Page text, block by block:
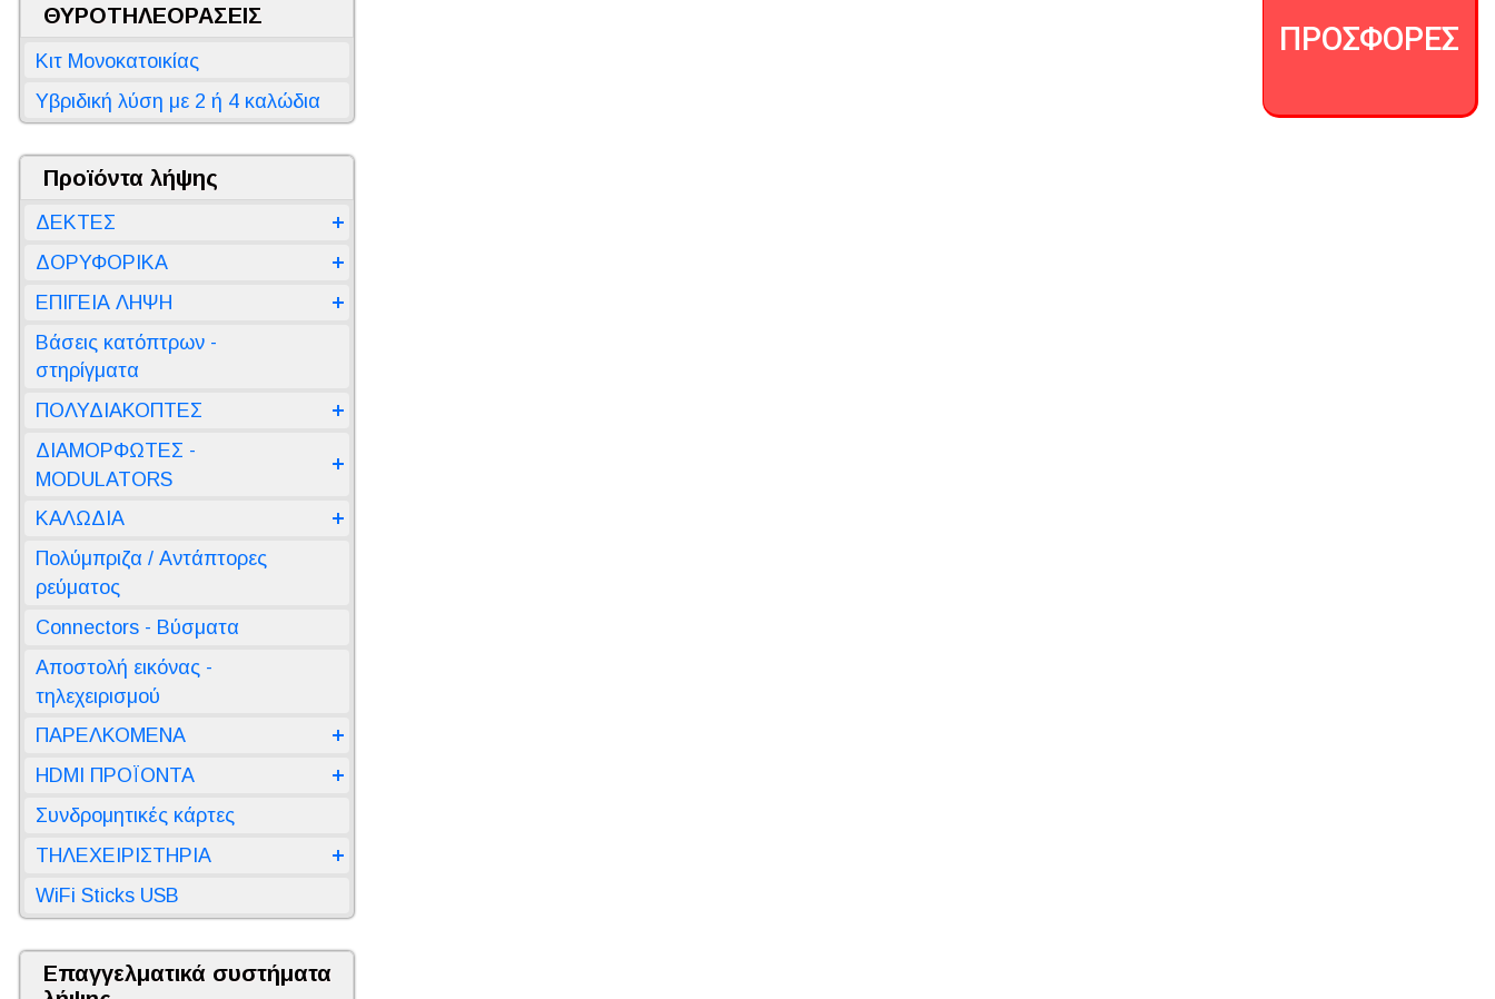
ΘΥΡΟΤΗΛΕΟΡΑΣΕΙΣ
Κιτ Μονοκατοικίας
Υβριδική λύση με 2 ή 4 καλώδια
Προϊόντα λήψης
ΔΕΚΤΕΣ
ΔΟΡΥΦΟΡΙΚΑ
ΕΠΙΓΕΙΑ ΛΗΨΗ
Βάσεις κατόπτρων -
στηρίγματα
ΠΟΛΥΔΙΑΚΟΠΤΕΣ
ΔΙΑΜΟΡΦΩΤΕΣ -
MODULATORS
ΚΑΛΩΔΙΑ
Πολύμπριζα / Αντάπτορες
ρεύματος
Connectors - Βύσματα
Αποστολή εικόνας -
τηλεχειρισμού
ΠΑΡΕΛΚΟΜΕΝΑ
HDMI ΠΡΟΪΟΝΤΑ
Συνδρομητικές κάρτες
ΤΗΛΕΧΕΙΡΙΣΤΗΡΙΑ
WiFi Sticks USB
Επαγγελματικά συστήματα
ΠΡΟΣΦΟΡΕΣ